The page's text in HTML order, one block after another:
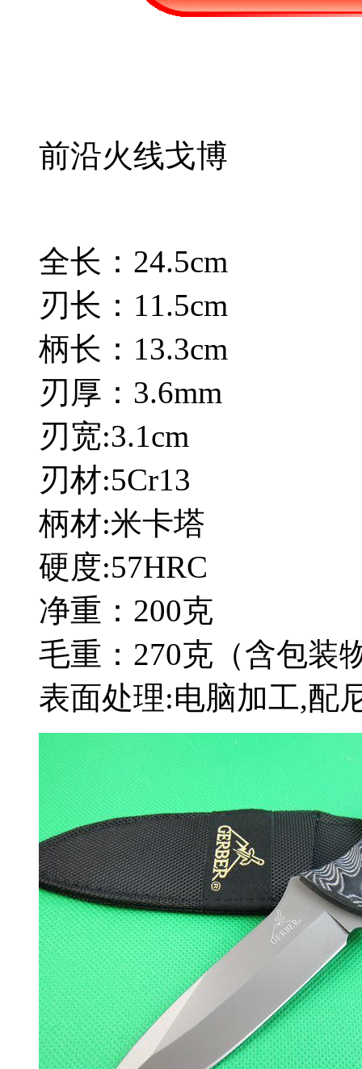
前沿火线戈博
全长：24.5cm
刃长：11.5cm
柄长：13.3cm
刃厚：3.6mm
刃宽:3.1cm
刃材:5Cr13
柄材:米卡塔
硬度:57HRC
净重：200克
毛重：270克（含包装
表面处理:电脑加工,配